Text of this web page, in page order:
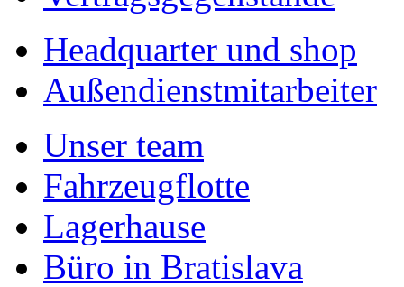
Headquarter und shop
Außendienstmitarbeiter
Unser team
Fahrzeugflotte
Lagerhause
Büro in Bratislava